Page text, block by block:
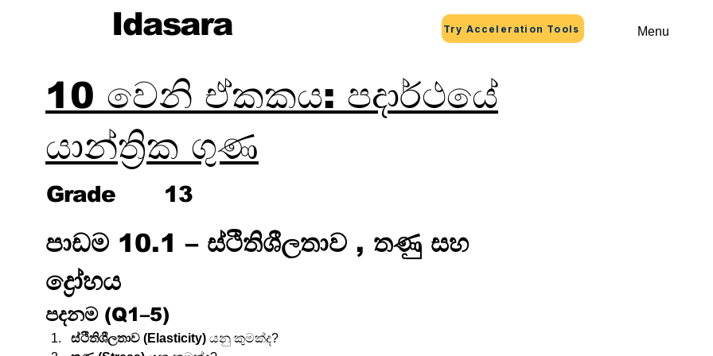
Idasara Try Acceleration Tools Menu
10 වෙනි ඒකකය: පදාර්ථයේ
යාන්ත්‍රික ගුණ
Grade 13
පාඩම 10.1 – ස්ථිතිශීලතාව , තණු සහ
ද්‍රෝහය
පදනම (Q1–5)
ස්ථිතිශීලතාව (Elasticity) යනු කුමක්ද?